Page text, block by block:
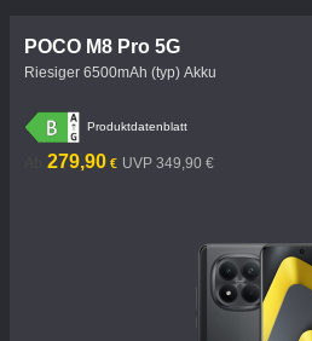
POCO M8 Pro 5G
Riesiger 6500mAh (typ) Akku
Produktdatenblatt
279,90 €
Current Price €279.9UVP 349,90 €
UVP 349,90 €